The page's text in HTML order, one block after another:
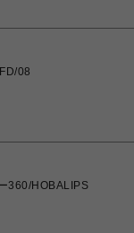
08
360/HOBALIPS